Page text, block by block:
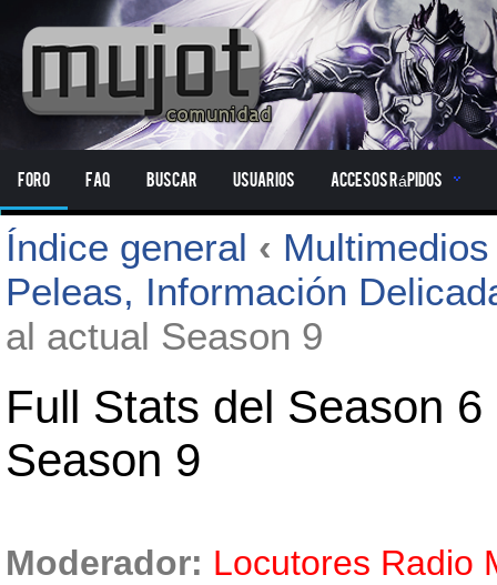
Foro FAQ Buscar Usuarios Accesos Rápidos
Índice general ‹
Peleas, Información
al actual Season 9
Full Stats del Season
Season 9
Moderador: Locutores Radio